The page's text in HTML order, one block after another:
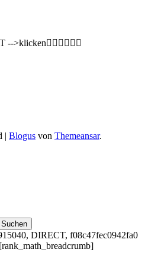
| Blogus von Themeansar.
DIRECT, f08c47fec0942fa0